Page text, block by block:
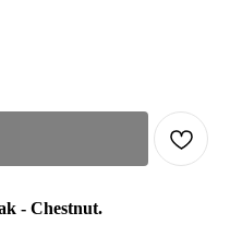
- Chestnut.